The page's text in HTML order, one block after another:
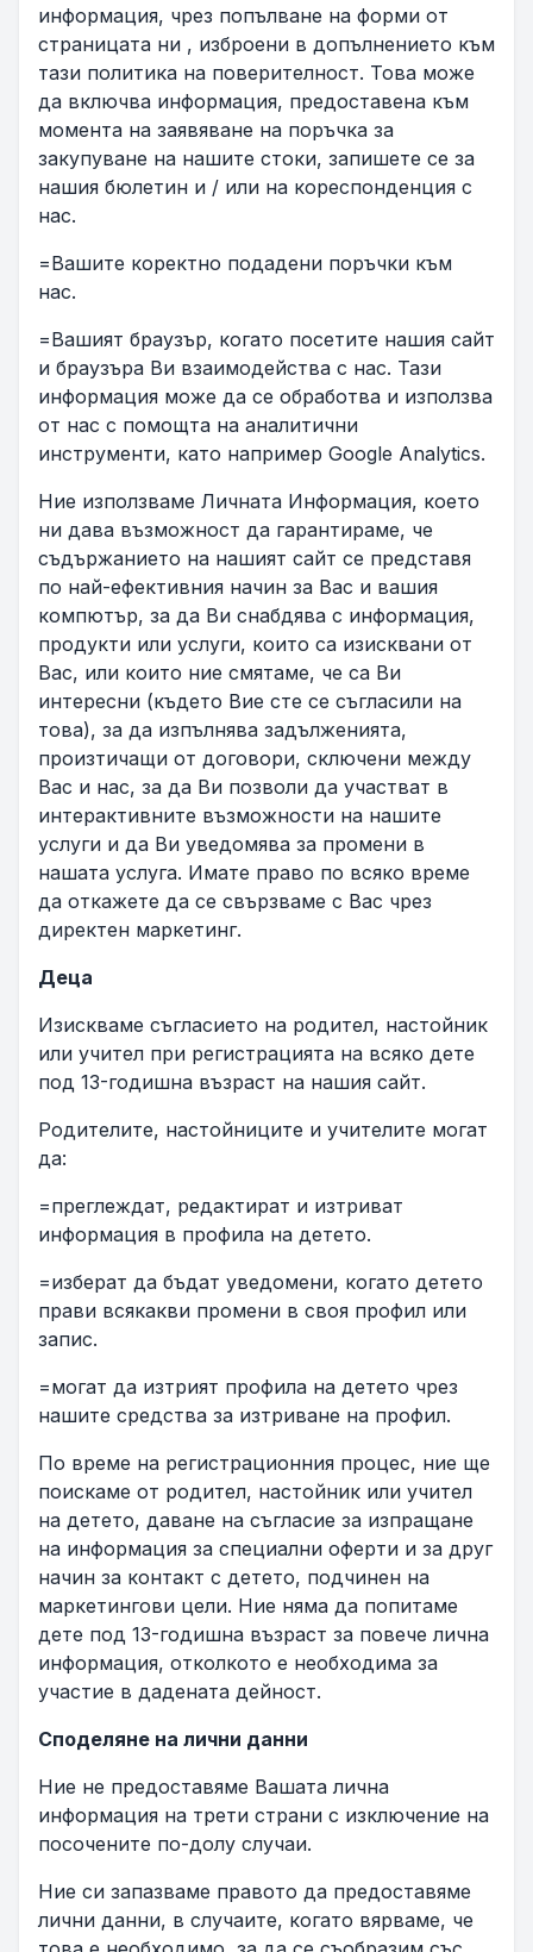
информация, чрез попълване на форми от
страницата ни , изброени в допълнението към
тази политика на поверителност. Това може
да включва информация, предоставена към
момента на заявяване на поръчка за
закупуване на нашите стоки, запишете се за
нашия бюлетин и / или на кореспонденция с
нас.
=Вашите коректно подадени поръчки към
нас.
=Вашият браузър, когато посетите нашия сайт
и браузъра Ви взаимодейства с нас. Тази
информация може да се обработва и използва
от нас с помощта на аналитични
инструменти, като например Google Analytics.
Ние използваме Личната Информация, което
ни дава възможност да гарантираме, че
съдържанието на нашият сайт се представя
по най-ефективния начин за Вас и вашия
компютър, за да Ви снабдява с информация,
продукти или услуги, които са изисквани от
Вас, или които ние смятаме, че са Ви
интересни (където Вие сте се съгласили на
това), за да изпълнява задълженията,
произтичащи от договори, сключени между
Вас и нас, за да Ви позволи да участват в
интерактивните възможности на нашите
услуги и да Ви уведомява за промени в
нашата услуга. Имате право по всяко време
да откажете да се свързваме с Вас чрез
директен маркетинг.
Деца
Изискваме съгласието на родител, настойник
или учител при регистрацията на всяко дете
под 13-годишна възраст на нашия сайт.
Родителите, настойниците и учителите могат
да:
=преглеждат, редактират и изтриват
информация в профила на детето.
=изберат да бъдат уведомени, когато детето
прави всякакви промени в своя профил или
запис.
=могат да изтрият профила на детето чрез
нашите средства за изтриване на профил.
По време на регистрационния процес, ние ще
поискаме от родител, настойник или учител
на детето, даване на съгласие за изпращане
на информация за специални оферти и за друг
начин за контакт с детето, подчинен на
маркетингови цели. Ние няма да попитаме
дете под 13-годишна възраст за повече лична
информация, отколкото е необходима за
участие в дадената дейност.
Споделяне на лични данни
Ние не предоставяме Вашата лична
информация на трети страни с изключение на
посочените по-долу случаи.
Ние си запазваме правото да предоставяме
лични данни, в случаите, когато вярваме, че